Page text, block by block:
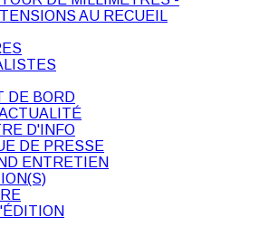
AU RECUEIL
DE BORD
D'INFO
DE PRESSE
ENTRETIEN